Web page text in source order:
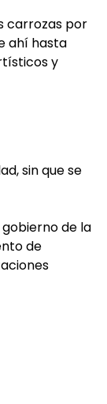
carrozas por
ahí hasta
y
sin que se
de la
de